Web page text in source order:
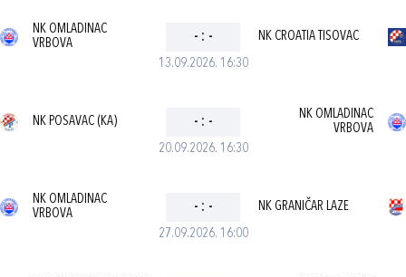
13.09.2026. 16:30
NK OMLADINAC
VRBOVA
- : - NK CROATIA TISOVAC
20.09.2026. 16:30
NK POSAVAC (KA) - : -
NK OMLADINAC
VRBOVA
27.09.2026. 16:00
NK OMLADINAC
VRBOVA
- : - NK GRANIČAR LAZE